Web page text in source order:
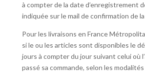
à compter de la date d’enregistrement
indiquée sur le mail de confirmation de
Pour les livraisons en France
si le ou les articles sont disponibles le
jours à compter du jour suivant celui où
passé sa commande, selon les